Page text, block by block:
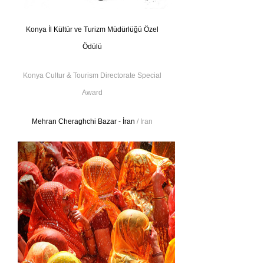
Konya İl Kültür ve Turizm Müdürlüğü Özel
Ödülü
Konya Cultur & Tourism Directorate Special
Award
Mehran Cheraghchi Bazar - İran / Iran